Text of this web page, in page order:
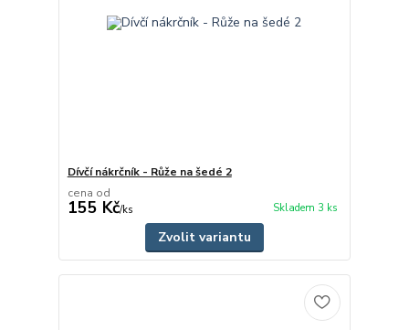
Dívčí nákrčník - Růže na šedé 2
cena od
155 Kč/ks Skladem 3 ks
Zvolit variantu